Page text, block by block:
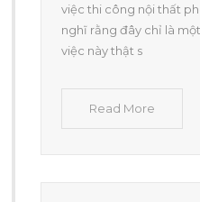
việc thi công nội thất
nghĩ rằng đây chỉ là
việc này thật s
Read More